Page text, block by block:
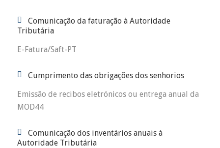
Comunicação da faturação à Autoridade
Tributária
E-Fatura/Saft-PT
Cumprimento das obrigações dos senhorios
Emissão de recibos eletrónicos ou entrega anual da
MOD44
Comunicação dos inventários anuais à
Autoridade Tributária